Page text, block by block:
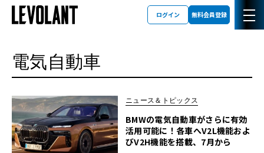
ログイン 無料会員登録
電気自動車
ニュース＆トピックス
BMWの電気自動車がさらに有効
活用可能に！各車へV2L機能およ
びV2H機能を搭載、7月から